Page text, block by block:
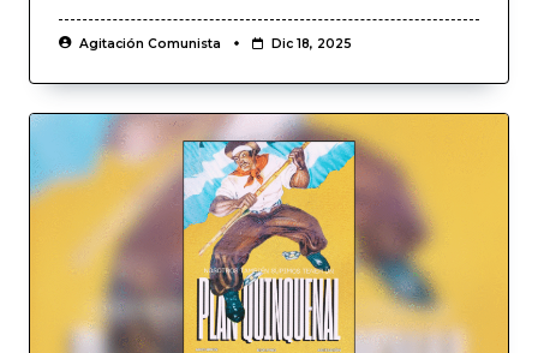
Agitación Comunista Dic 18, 2025